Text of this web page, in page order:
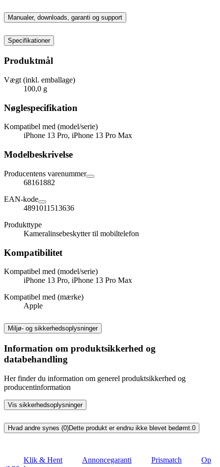
Manualer, downloads, garanti og support
Specifikationer
Produktmål
Vægt (inkl. emballage)
100,0 g
Nøglespecifikation
Kompatibel med (model/serie)
iPhone 13 Pro, iPhone 13 Pro Max
Modelbeskrivelse
Producentens varenummer
68161882
EAN-kode
4891011513636
Produkttype
Kameralinsebeskytter til mobiltelefon
Kompatibilitet
Kompatibel med (model/serie)
iPhone 13 Pro, iPhone 13 Pro Max
Kompatibel med (mærke)
Apple
Miljø- og sikkerhedsoplysninger
Information om produktsikkerhed og
databehandling
Her finder du information om generel produktsikkerhed og
producentinformation
Vis sikkerhedsoplysninger
Hvad andre synes (0)Dette produkt er endnu ikke blevet bedømt. 0
Klik & Hent Annoncegaranti Prismatch
Op